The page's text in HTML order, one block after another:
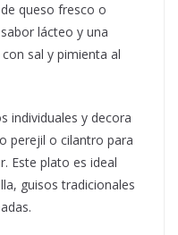
queso fresco o
lácteo y una
sal y pimienta al
individuales y decora
perejil o cilantro para
Este plato es ideal
guisos tradicionales